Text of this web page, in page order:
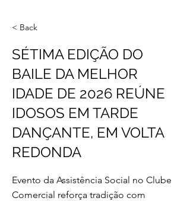
< Back
SÉTIMA EDIÇÃO DO
BAILE DA MELHOR
IDADE DE 2026 REÚNE
IDOSOS EM TARDE
DANÇANTE, EM VOLTA
REDONDA
Evento da Assistência Social no Clube
Comercial reforça tradição com